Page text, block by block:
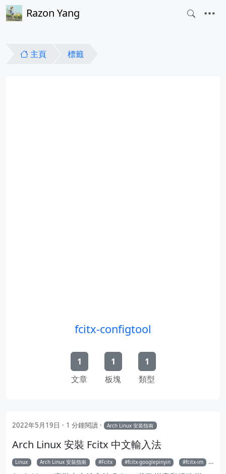
Razon Yang
主頁 標籤
fcitx-configtool
1
文章
1
板塊
1
類型
2022年5月19日 1 分鐘閱讀 Arch Linux 安装指南
Arch Linux 安裝 Fcitx 中文輸入法
Linux Arch Linux 安裝指南 Fcitx fcitx-googlepinyin fcitx-im